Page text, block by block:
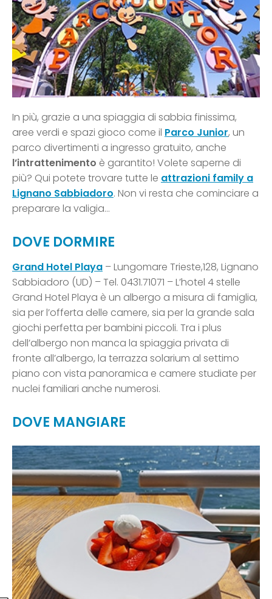
In più, grazie a una spiaggia di sabbia finissima,
aree verdi e spazi gioco come il Parco Junior, un
parco divertimenti a ingresso gratuito, anche
l’intrattenimento è garantito! Volete saperne di
più? Qui potete trovare tutte le attrazioni family a
Lignano Sabbiadoro. Non vi resta che cominciare a
preparare la valigia…
DOVE DORMIRE
Grand Hotel Playa – Lungomare Trieste,128, Lignano
Sabbiadoro (UD) – Tel. 0431.71071 – L’hotel 4 stelle
Grand Hotel Playa è un albergo a misura di famiglia,
sia per l’offerta delle camere, sia per la grande sala
giochi perfetta per bambini piccoli. Tra i plus
dell’albergo non manca la spiaggia privata di
fronte all’albergo, la terrazza solarium al settimo
piano con vista panoramica e camere studiate per
nuclei familiari anche numerosi.
DOVE MANGIARE